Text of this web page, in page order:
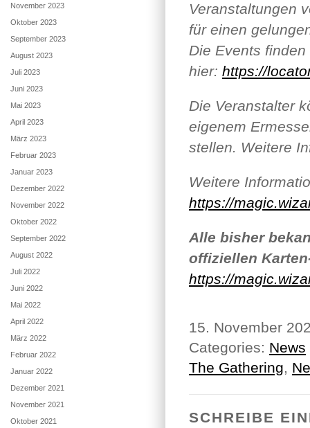
Veranstaltungen
für einen
Die Events
hier: https://
Die Veranstalter
eigenem
stellen. Weitere
Weitere
https://
Alle bisher
offiziellen
https://
15. November
Categories: News
The Gathering,
SCHREIBE
November 2023
Oktober 2023
September 2023
August 2023
Juli 2023
Juni 2023
Mai 2023
April 2023
März 2023
Februar 2023
Januar 2023
Dezember 2022
November 2022
Oktober 2022
September 2022
August 2022
Juli 2022
Juni 2022
Mai 2022
April 2022
März 2022
Februar 2022
Januar 2022
Dezember 2021
November 2021
Oktober 2021